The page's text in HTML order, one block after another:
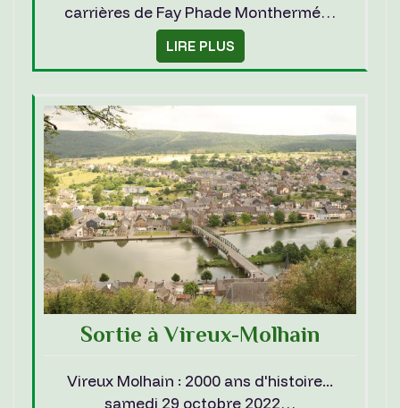
carrières de Fay Phade Monthermé…
LIRE PLUS
Sortie à Vireux-Molhain
Vireux Molhain : 2000 ans d'histoire...
samedi 29 octobre 2022…